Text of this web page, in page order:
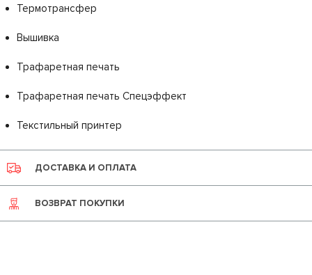
Термотрансфер
Вышивка
Трафаретная печать
Трафаретная печать Спецэффект
Текстильный принтер
ДОСТАВКА И ОПЛАТА
ВОЗВРАТ ПОКУПКИ